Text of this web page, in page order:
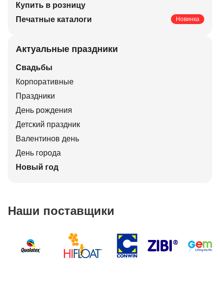
Купить в розницу
Печатные каталоги
Новинка
Актуальные праздники
Свадьбы
Корпоративные
Праздники
День рождения
Детский праздник
Валентинов день
День города
Новый год
Наши поставщики